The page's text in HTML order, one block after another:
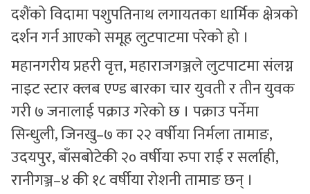
दशैंको विदामा पशुपतिनाथ लगायतका धार्मिक क्षेत्रको
दर्शन गर्न आएको समूह लुटपाटमा परेको हो ।
महानगरीय प्रहरी वृत्त, महाराजगञ्जले लुटपाटमा संलग्न
नाइट स्टार क्लब एण्ड बारका चार युवती र तीन युवक
गरी ७ जनालाई पक्राउ गरेको छ । पक्राउ पर्नेमा
सिन्धुली, जिनखु–७ का २२ वर्षीया निर्मला तामाङ,
उदयपुर, बाँसबोटेकी २० वर्षीया रुपा राई र सर्लाही,
रानीगञ्ज–४ की १८ वर्षीया रोशनी तामाङ छन् ।